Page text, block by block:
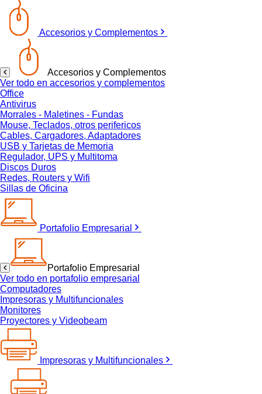
Accesorios y Complementos
Accesorios y Complementos
Ver todo en accesorios y complementos
Office
Antivirus
Morrales - Maletines - Fundas
Mouse, Teclados, otros perifericos
Cables, Cargadores, Adaptadores
USB y Tarjetas de Memoria
Regulador, UPS y Multitoma
Discos Duros
Redes, Routers y Wifi
Sillas de Oficina
Portafolio Empresarial
Portafolio Empresarial
Ver todo en portafolio empresarial
Computadores
Impresoras y Multifuncionales
Monitores
Proyectores y Videobeam
Impresoras y Multifuncionales